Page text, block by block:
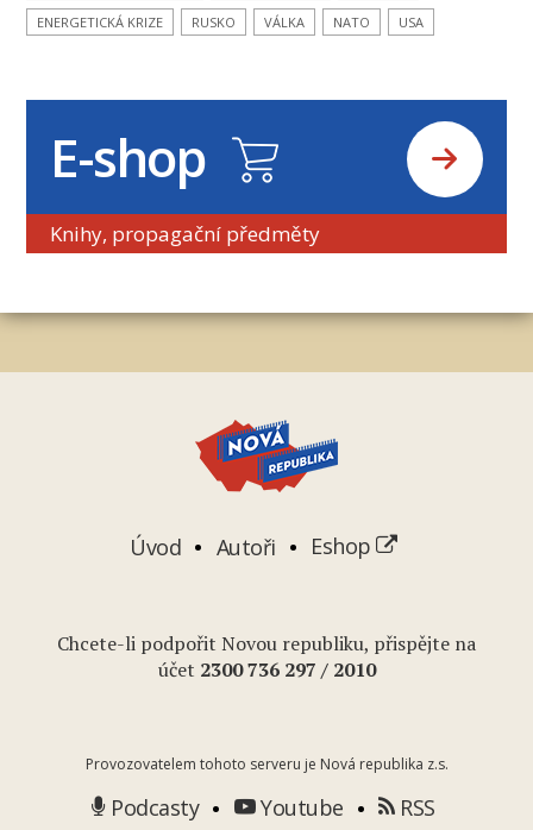
ENERGETICKÁ KRIZE
RUSKO VÁLKA NATO USA
E-shop
Knihy, propagační předměty
Úvod Autoři Eshop
Chcete-li podpořit Novou republiku, přispějte na
účet 2300 736 297 / 2010
Provozovatelem tohoto serveru je Nová republika z.s.
Podcasty Youtube RSS